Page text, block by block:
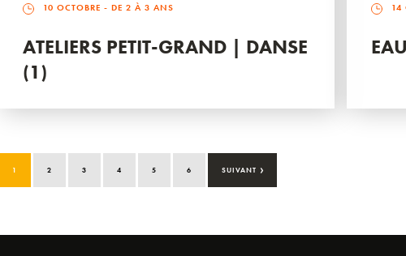
10 OCTOBRE - DE 2 À 3 ANS
ATELIERS PETIT-GRAND | DANSE
(1)
14
1 2 3 4 5 6 SUIVANT ›